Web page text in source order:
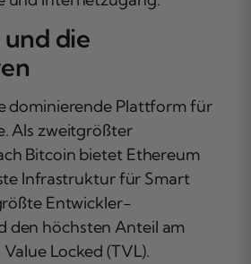
die
dominierende Plattform für
Als zweitgrößter
Bitcoin bietet Ethereum
Infrastruktur für Smart
Entwickler-
den höchsten Anteil am
Locked (TVL).